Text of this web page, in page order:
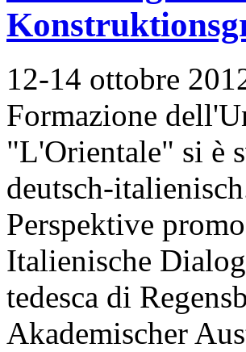
12-14 ottobre
Formazione
"L'Orientale" si è
deutsch-
Perspektive
Italienische
tedesca di
Akademischer